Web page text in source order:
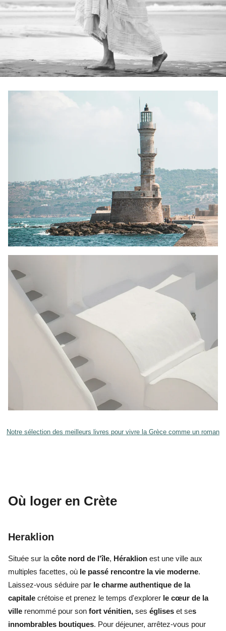
Notre sélection des meilleurs livres pour vivre la Grèce comme un roman
Où loger en Crète
Heraklion
Située sur la côte nord de l'île, Héraklion est une ville aux
multiples facettes, où le passé rencontre la vie moderne.
Laissez-vous séduire par le charme authentique de la
capitale crétoise et prenez le temps d'explorer le cœur de la
ville renommé pour son fort vénitien, ses églises et ses
innombrables boutiques. Pour déjeuner, arrêtez-vous pour